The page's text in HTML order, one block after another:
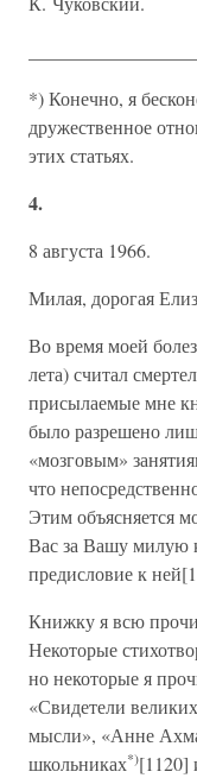
*) Конечно, я
дружественное
этих статьях.
4.
8 августа 1966.
Милая, дорогая
Во время моей
лета) считал
присылаемые мне
было разрешено
«мозговым»
что
Этим объясняется
Вас за Вашу милую
предисловие к
Книжку я всю
Некоторые
но некоторые я
«Свидетели
мысли», «Анне
школьниках*)[1120]